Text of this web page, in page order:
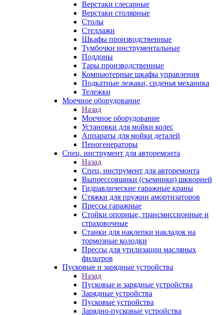
Верстаки слесарные
Верстаки столярные
Столы
Стеллажи
Шкафы производственные
Тумбочки инструментальные
Поддоны
Тары производственные
Компьютерные шкафы управления
Подкатные лежаки, сиденья механика
Тележки
Моечное оборудование
Назад
Моечное оборудование
Установки для мойки колес
Аппараты для мойки деталей
Пеногенераторы
Спец. инструмент для авторемонта
Назад
Спец. инструмент для авторемонта
Выпрессовщики (съемники) шкворней
Гидравлические гаражные краны
Стяжки для пружин амортизаторов
Прессы гаражные
Стойки опорные, трансмиссионные и
страховочные
Станки для наклепки накладок на
тормозные колодки
Прессы для утилизации масляных
фильтров
Пусковые и зарядные устройства
Назад
Пусковые и зарядные устройства
Зарядные устройства
Пусковые устройства
Зарядно-пусковые устройства